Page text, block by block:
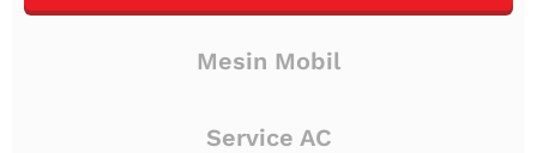
Mesin Mobil
Service AC